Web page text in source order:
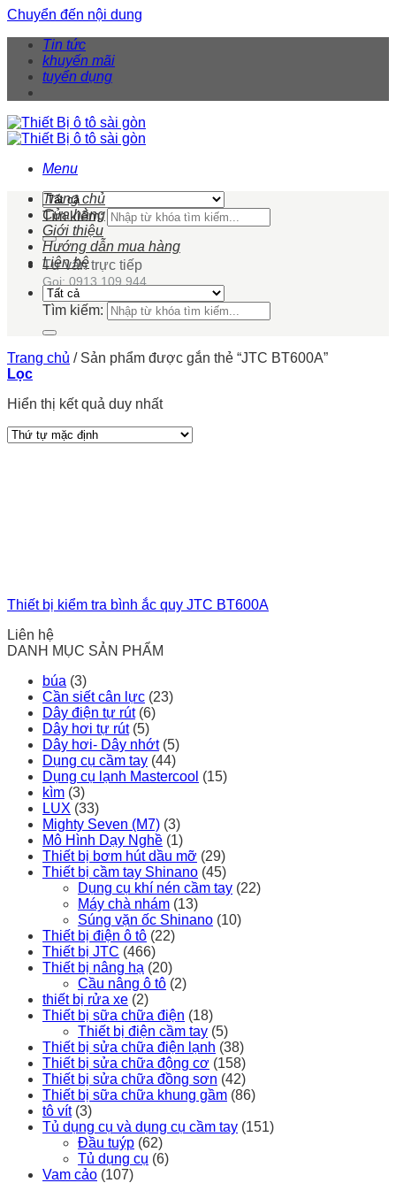
Chuyển đến nội dung
Tin tức
khuyến mãi
tuyển dụng
Menu
Tìm kiếm:
Tư vấn trực tiếp
Gọi: 0913 109 944
Trang chủ
Cửa hàng
Giới thiệu
Hướng dẫn mua hàng
Liên hệ
Tìm kiếm:
Trang chủ /Sản phẩm được gắn thẻ “JTC BT600A”
Lọc
Hiển thị kết quả duy nhất
Thiết bị kiểm tra bình ắc quy JTC BT600A
Liên hệ
DANH MỤC SẢN PHẨM
búa (3)
Cần siết cân lực (23)
Dây điện tự rút (6)
Dây hơi tự rút (5)
Dây hơi- Dây nhớt (5)
Dụng cụ cầm tay (44)
Dụng cụ lạnh Mastercool (15)
kìm (3)
LUX (33)
Mighty Seven (M7) (3)
Mô Hình Dạy Nghề (1)
Thiết bị bơm hút dầu mỡ (29)
Thiết bị cầm tay Shinano (45)
Dụng cụ khí nén cầm tay (22)
Máy chà nhám (13)
Súng vặn ốc Shinano (10)
Thiết bị điện ô tô (22)
Thiết bị JTC (466)
Thiết bị nâng hạ (20)
Cầu nâng ô tô (2)
thiết bị rửa xe (2)
Thiết bị sữa chữa điện (18)
Thiết bị điện cầm tay (5)
Thiết bị sửa chữa điện lạnh (38)
Thiết bị sửa chữa động cơ (158)
Thiết bị sửa chữa đồng sơn (42)
Thiết bị sữa chữa khung gầm (86)
tô vít (3)
Tủ dụng cụ và dụng cụ cầm tay (151)
Đầu tuýp (62)
Tủ dụng cụ (6)
Vam cảo (107)